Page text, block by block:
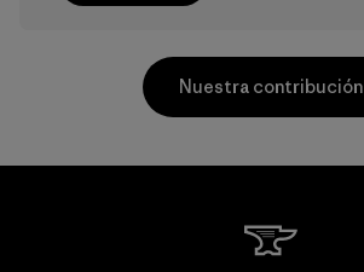
Nuestra contribución